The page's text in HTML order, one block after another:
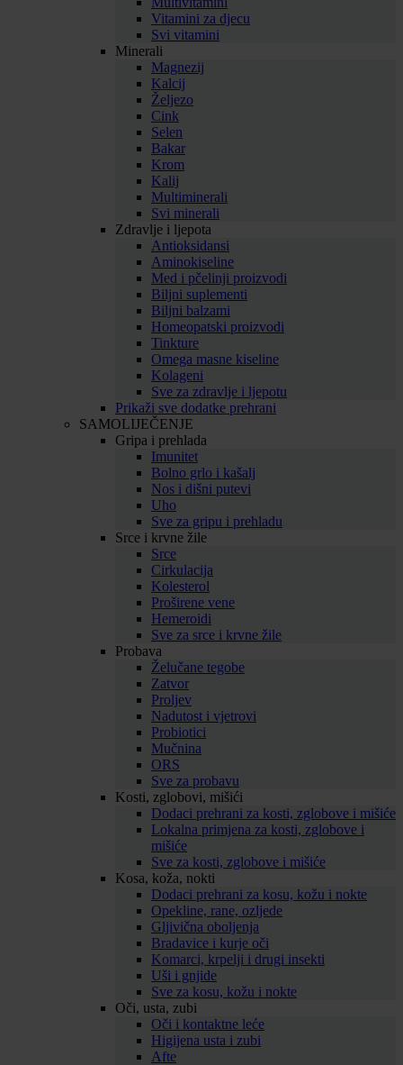
Vitamini za djecu
Svi vitamini
Minerali
Magnezij
Kalcij
Željezo
Cink
Selen
Bakar
Krom
Kalij
Multiminerali
Svi minerali
Zdravlje i ljepota
Antioksidansi
Aminokiseline
Med i pčelinji proizvodi
Biljni suplementi
Biljni balzami
Homeopatski proizvodi
Tinkture
Omega masne kiseline
Kolageni
Sve za zdravlje i ljepotu
Prikaži sve dodatke prehrani
SAMOLIJEČENJE
Gripa i prehlada
Imunitet
Bolno grlo i kašalj
Nos i dišni putevi
Uho
Sve za gripu i prehladu
Srce i krvne žile
Srce
Cirkulacija
Kolesterol
Proširene vene
Hemeroidi
Sve za srce i krvne žile
Probava
Želučane tegobe
Zatvor
Proljev
Nadutost i vjetrovi
Probiotici
Mučnina
ORS
Sve za probavu
Kosti, zglobovi, mišići
Dodaci prehrani za kosti, zglobove i mišiće
Lokalna primjena za kosti, zglobove i
mišiće
Sve za kosti, zglobove i mišiće
Kosa, koža, nokti
Dodaci prehrani za kosu, kožu i nokte
Opekline, rane, ozljede
Gljivična oboljenja
Bradavice i kurje oči
Komarci, krpelji i drugi insekti
Uši i gnjide
Sve za kosu, kožu i nokte
Oči, usta, zubi
Oči i kontaktne leće
Higijena usta i zubi
Afte